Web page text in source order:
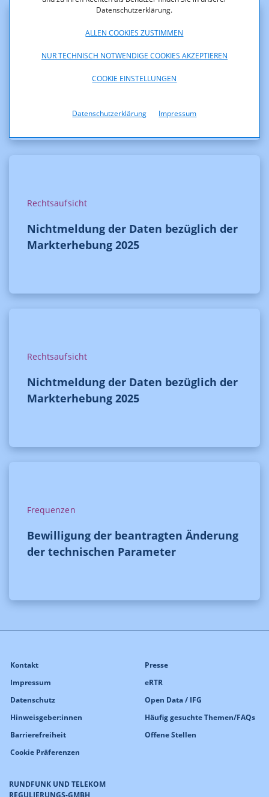
Datenschutzerklärung.
ALLEN COOKIES ZUSTIMMEN
NUR TECHNISCH NOTWENDIGE COOKIES AKZEPTIEREN
COOKIE EINSTELLUNGEN
Datenschutzerklärung Impressum
Bewilligung der beantragten Änderung
Rechtsaufsicht
Nichtmeldung der Daten bezüglich der
Markterhebung 2025
Rechtsaufsicht
Nichtmeldung der Daten bezüglich der
Markterhebung 2025
Frequenzen
Bewilligung der beantragten Änderung
der technischen Parameter
RUNDFUNK UND TELEKOM
REGULIERUNGS-GMBH
Kontakt
Impressum
Datenschutz
Hinweisgeber:innen
Barrierefreiheit
Cookie Präferenzen
Presse
eRTR
Open Data / IFG
Häufig gesuchte Themen/FAQs
Offene Stellen